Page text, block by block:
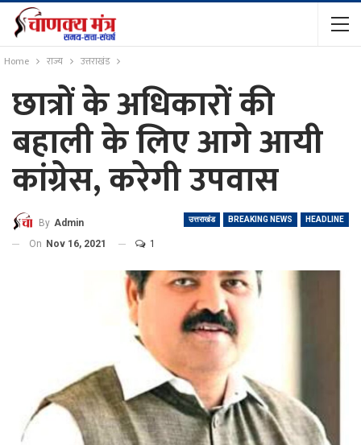
Home राज्य उत्तराखंड
छात्रों के अधिकारों की
बहाली के लिए आगे आयी
कांग्रेस, करेगी उपवास
उत्तराखंड BREAKING NEWS HEADLINE
By Admin
On Nov 16, 2021 1